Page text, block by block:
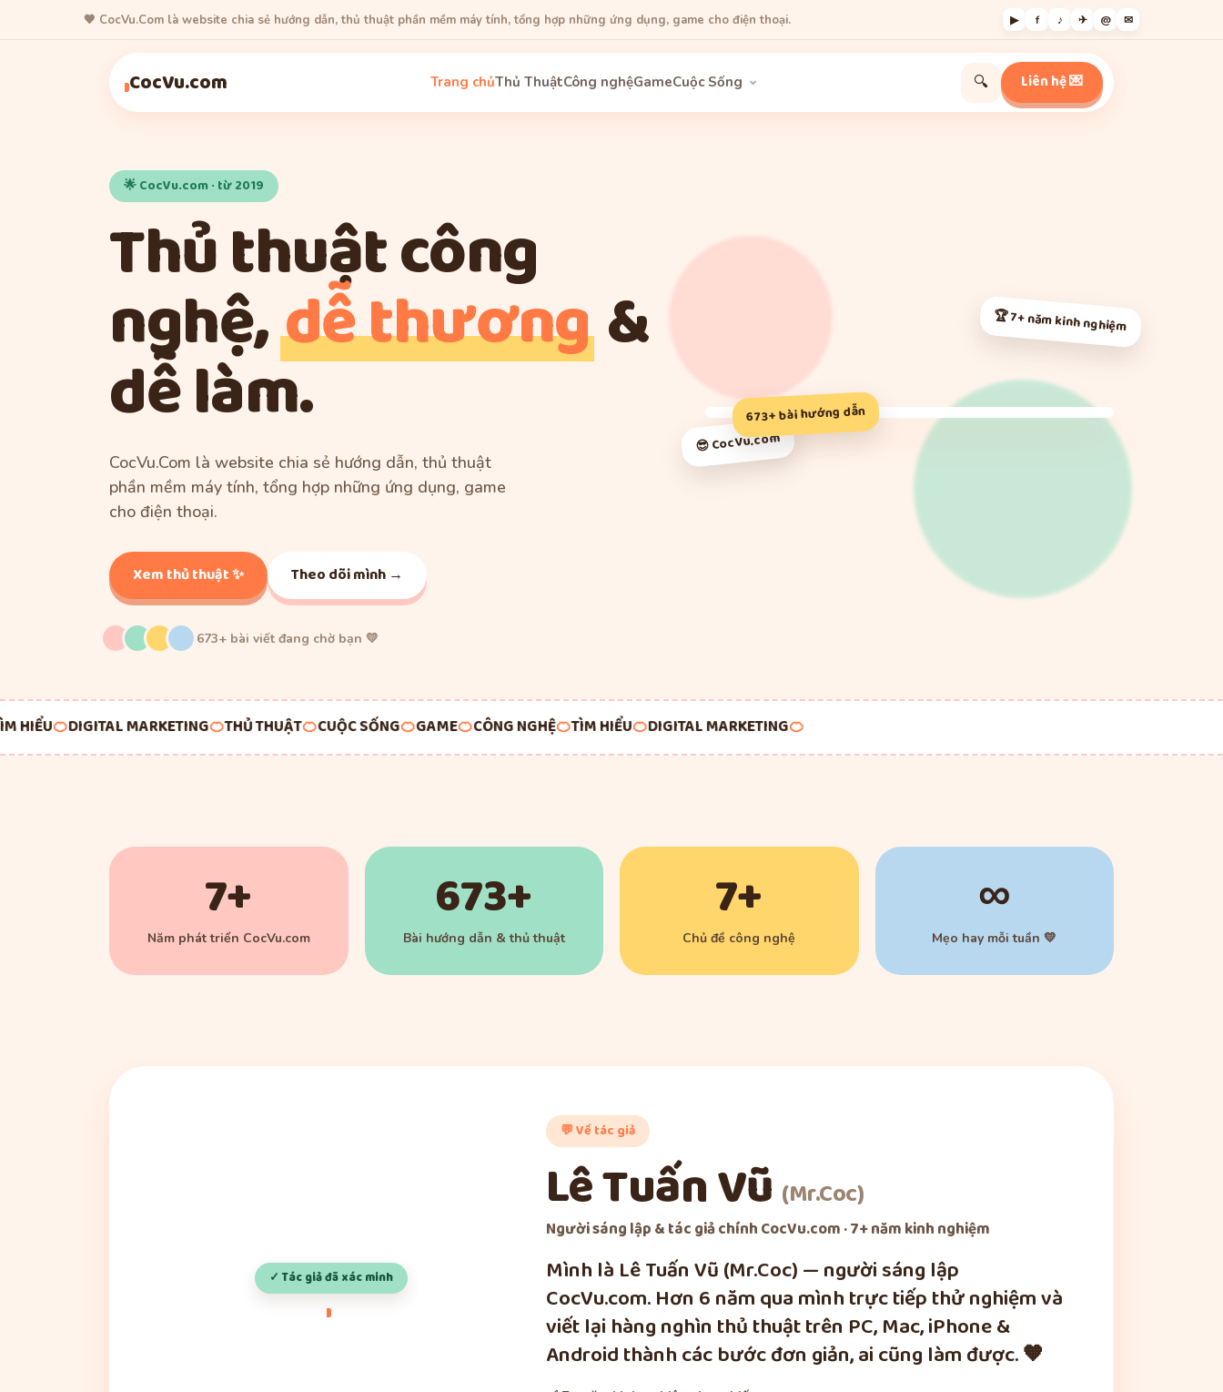
🧡 CocVu.Com là website chia sẻ hướng dẫn, thủ thuật phần mềm máy tính, tổng hợp những ứng dụng, game cho điện thoại. ▶ f ♪ ✈ @ ✉
CocVu.com Trang chủThủ ThuậtCông nghệGameCuộc Sống 🔍 Liên hệ 💌
🌟 CocVu.com · từ 2019
Thủ thuật công
nghệ,dễ thương&
dễ làm.
CocVu.Com là website chia sẻ hướng dẫn, thủ thuật
phần mềm máy tính, tổng hợp những ứng dụng, game
cho điện thoại.
Xem thủ thuật ✨ Theo dõi mình →
673+ bài viết đang chờ bạn 💛
😎 CocVu.com
🏆 7+ năm kinh nghiệm
673+ bài hướng dẫn
🍊DIGITAL MARKETING🍊THỦ THUẬT🍊CUỘC SỐNG🍊GAME🍊CÔNG NGHỆ🍊TÌM HIỂU🍊DIGITAL MARKETING🍊
7+
Năm phát triển CocVu.com
673+
Bài hướng dẫn & thủ thuật
7+
Chủ đề công nghệ
∞
Mẹo hay mỗi tuần 💛
✓ Tác giả đã xác minh
💬 Về tác giả
Lê Tuấn Vũ (Mr.Coc)
Người sáng lập & tác giả chínhCocVu.com · 7+ năm kinh nghiệm
Mình là Lê Tuấn Vũ (Mr.Coc) — người sáng lập
CocVu.com. Hơn 6 năm qua mình trực tiếp thử nghiệm và
viết lại hàng nghìn thủ thuật trên PC, Mac, iPhone &
Android thành các bước đơn giản, ai cũng làm được. 🧡